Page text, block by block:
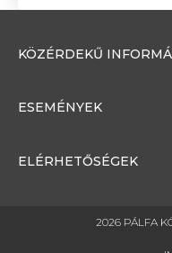
KÖZÉRDEKŰ
ESEMÉNYEK
ELÉRHETŐSÉGEK
2026 PÁLFA